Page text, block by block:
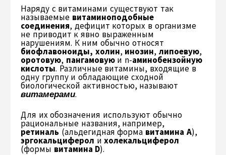
Наряду с витаминами существуют так
называемые витаминоподобные
соединения, дефицит которых в организме
не приводит к явно выраженным
нарушениям. К ним обычно относят
биофлавоноиды, холин, инозин,липоевую,
оротовую, пангамовуюи n-аминобензойную
кислоты. Различные витамины, входящие в
одну группу и обладающие сходной
биологической активностью, называют
витамерами.
Для их обозначения используют обычно
рациональные названия, например,
ретиналь (альдегидная форма витамина А),
эргокальциферол ихолекальциферол
(формы витамина D).